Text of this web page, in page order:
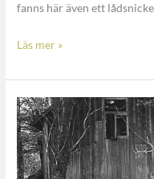
fanns här även ett
Läs mer »
Målensås
rastplats